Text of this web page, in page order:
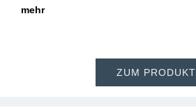
mehr
ZUM PRODUKT